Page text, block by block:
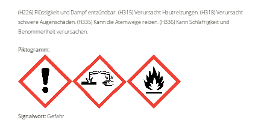
(H226) Flüssigkeit und Dampf entzündbar. (H315) Verursacht Hautreizungen. (H318) Verursacht
schwere Augenschäden. (H335) Kann die Atemwege reizen. (H336) Kann Schläfrigkeit und
Benommenheit verursachen.
Piktogramm:
Signalwort:Gefahr